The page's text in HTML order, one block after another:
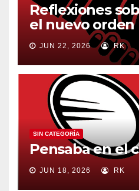
Reflexiones
el nuevo
JUN 22, 2026 RK
SIN CATEGORÍA
Pensaba en el
JUN 18, 2026 RK